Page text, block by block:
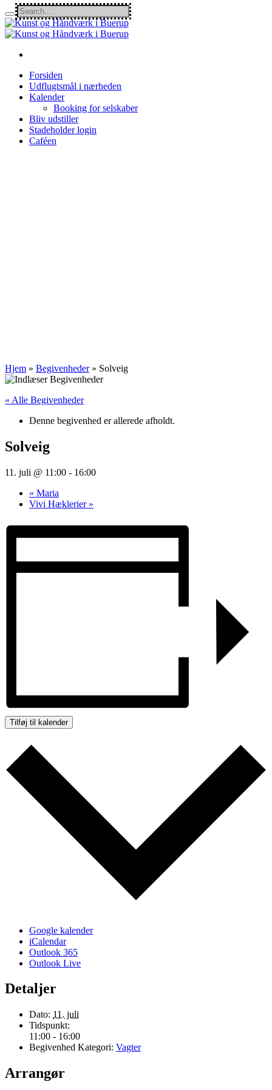
Forsiden
Udflugtsmål i nærheden
Kalender
Booking for selskaber
Bliv udstiller
Stadeholder login
Caféen
Hjem » Begivenheder» Solveig
« Alle Begivenheder
Denne begivenhed er allerede afholdt.
Solveig
11. juli @ 11:00 - 16:00
« Maria
Vivi Hæklerier »
Tilføj til kalender
Google kalender
iCalendar
Outlook 365
Outlook Live
Detaljer
Dato: 11. juli
Tidspunkt:
11:00 - 16:00
Begivenhed Kategori: Vagter
Arrangør